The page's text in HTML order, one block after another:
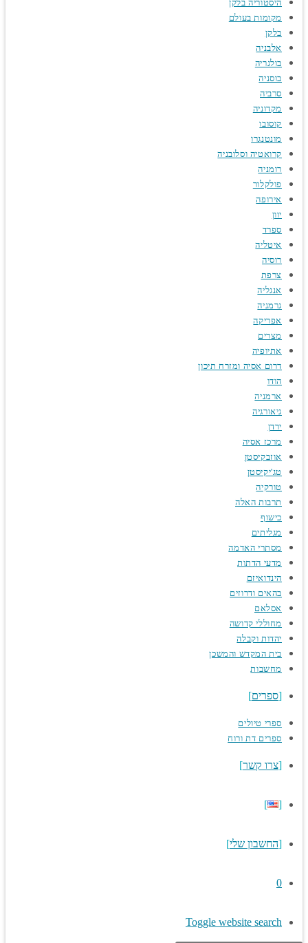
היסטוריה בלקן
מקומות בעולם
בלקן
אלבניה
בולגריה
בוסניה
סרביה
מקדוניה
קוסובו
מונטנגרו
קרואטיה וסלובניה
רומניה
פולקלור
אירופה
יוון
ספרד
איטליה
רוסיה
צרפת
אנגליה
גרמניה
אפריקה
מצרים
אתיופיה
דרום אסיה ומזרח תיכון
הודו
ארמניה
גיאורגיה
ירדן
מרכז אסיה
אוזבקיסטן
טג'יקיסטן
טורקיה
תרבות האלה
כישוף
מגליתים
מסתרי האדמה
מדעי הדתות
הינדואיזם
בהאים ודרוזים
אסלאם
מחוללי קדושה
יהדות וקבלה
בית המקדש והמשכן
מחשבות
ספרים
ספרי טיולים
ספרים דת ורוח
צרו קשר
החשבון שלי
0
Toggle website search